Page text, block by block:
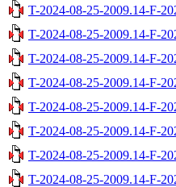
T-2024-08-25-2009.14-F-
T-2024-08-25-2009.14-F-
T-2024-08-25-2009.14-F-
T-2024-08-25-2009.14-F-
T-2024-08-25-2009.14-F-
T-2024-08-25-2009.14-F-
T-2024-08-25-2009.14-F-
T-2024-08-25-2009.14-F-